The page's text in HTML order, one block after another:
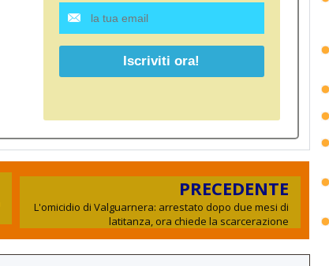
PRECEDENTE
L'omicidio di Valguarnera: arrestato dopo due mesi di
latitanza, ora chiede la scarcerazione